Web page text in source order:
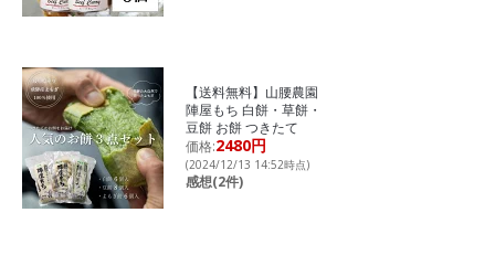
【送料無料】山腰農園
陣屋もち 白餅・草餅・
豆餅 お餅 つきたて
価格:2480円
(2024/12/13 14:52時点)
感想(2件)